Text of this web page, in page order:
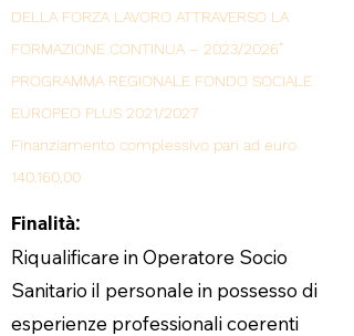
DELLA FORZA LAVORO ATTRAVERSO LA
FORMAZIONE CONTINUA – 2023/2026”
PROGRAMMA REGIONALE FONDO SOCIALE
EUROPEO PLUS 2021/2027
Finanziamento complessivo pari ad euro
140.160,00
Finalità:
Riqualificare in Operatore Socio
Sanitario il personale in possesso di
esperienze professionali coerenti